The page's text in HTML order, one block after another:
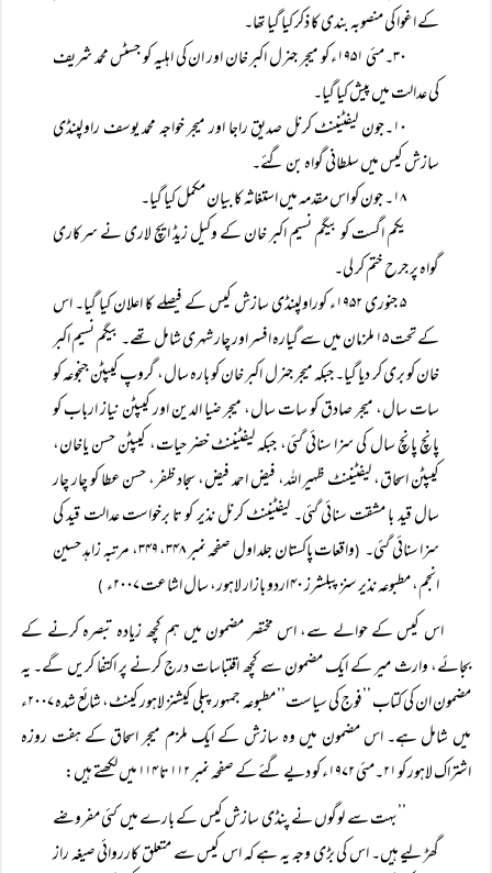
کے اغوا کی منصوبہ بندی کا ذکر کیا گیا تھا۔
۳۰۔مئی ۱۹۵۱ء کو میجر جنرل اکبر خان اور ان کی اہلیہ کو جسٹس محمد شریف
کی عدالت میں پیش کیا گیا۔
۱۰۔جون لیفٹیننٹ کرنل صدیق راجا اور میجر خواجہ محمد یوسف راولپنڈی
سازش کیس میں سلطانی گواہ بن گئے۔
۱۸۔ جون کو اس مقدمہ میں استغاثہ کا بیان مکمل کیا گیا۔
یکم اگست کو بیگم نسیم اکبر خان کے وکیل زیڈ ایچ لاری نے سرکاری
گواہ پر جرح ختم کر لی۔
۵ جنوری ۱۹۵۲ء کوراولپنڈی سازش کیس کے فیصلے کا اعلان کیا گیا۔ اس
کے تحت ۱۵ ملزمان میں سے گیارہ افسر اور چار شہری شامل تھے۔ بیگم نسیم اکبر
خان کو بری کر دیا گیا۔ جبکہ میجر جنرل اکبر خان کو بارہ سال، گروپ کیپٹن جنجوعہ کو
سات سال، میجر صادق کو سات سال، میجر ضیا الدین اور کیپٹن نیاز ارباب کو
پانچ پانچ سال کی سزا سنائی گئی، جبکہ لیفٹیننٹ خضر حیات، کیپٹن حسن یاخان،
کیپٹن اسحاق، لیفٹیننٹ ظہیر اللہ، فیض احمد فیض، سجاد ظفر، حسن عطا کو چار چار
سال قید با مشقت سنائی گئی۔ لیفٹیننٹ کرنل نذیر کو تا برخواست عدالت قید کی
سزا سنائی گئی۔ (
واقعات پاکستان جلد اول صفحہ نمبر ۳۴۸، ۳۴۹، مرتبہ زاہد حسین
انجم، مطبوعہ نذیر سنز پبلشرز ۴۰ اردو بازار لاہور، سال اشاعت ۲۰۰۷ء
)
اس کیس کے حوالے سے، اس مختصر مضمون میں ہم کچھ زیادہ تبصرہ کرنے کے
بجائے، وارث میر کے ایک مضمون سے کچھ اقتباسات درج کرنے پر اکتفا کریں گے۔ یہ
مضمون ان کی کتاب ’’فوج کی سیاست’’ مطبوعہ جمہور پبلی کیشنز لاہور کینٹ، شائع شدہ ۲۰۰۷ء
میں شامل ہے۔ اس مضمون میں وہ سازش کے ایک ملزم میجر اسحاق کے ہفت روزہ
اشتراک لاہور کو ۲۱۔مئی ۱۹۷۲ء کو دیے گئے کے صفحہ نمبر ۱۱۲ تا ۱۱۴ میں لکھتے ہیں:
’’بہت سے لوگوں نے پنڈی سازش کیس کے بارے میں کئی مفروضے
گھڑ لیے ہیں۔ اس کی بڑی وجہ یہ ہے کہ اس کیس سے متعلق کارروائی صیغہ راز